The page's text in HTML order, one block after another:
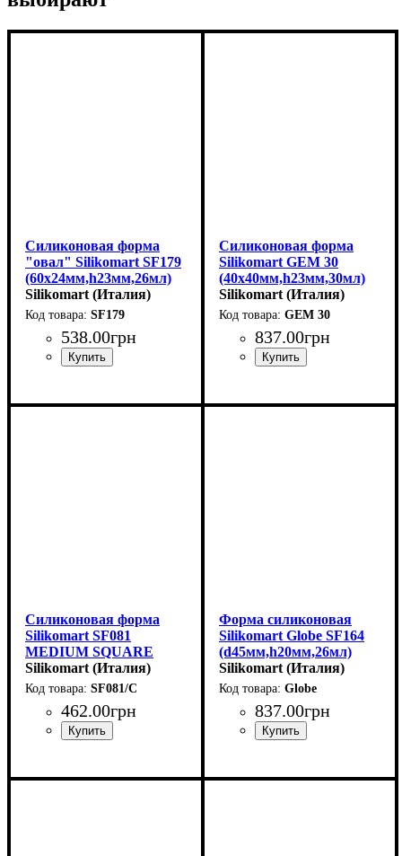
Силиконовая форма
"овал" Silikomart SF179
(60х24мм,h23мм,26мл)
Silikomart (Италия)
SF179
538.00грн
Силиконовая форма
Silikomart GEM 30
(40х40мм,h23мм,30мл)
Silikomart (Италия)
GEM 30
837.00грн
Силиконовая форма
Silikomart SF081
MEDIUM SQUARE
SAVARIN
(48х48мм,h28мм,45мл)
Silikomart (Италия)
SF081/C
462.00грн
Форма силиконовая
Silikomart Globe SF164
(d45мм,h20мм,26мл)
Silikomart (Италия)
Globe
837.00грн